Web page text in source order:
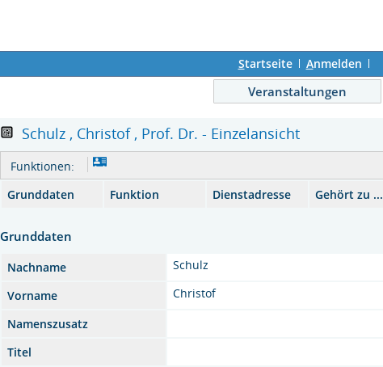
Startseite Anmelden
Veranstaltungen
Schulz , Christof , Prof. Dr. - Einzelansicht
Funktionen:
Grunddaten
Funktion Dienstadresse Gehört zu ...
Grunddaten
Nachname Schulz
Vorname
Christof
Namenszusatz
Titel